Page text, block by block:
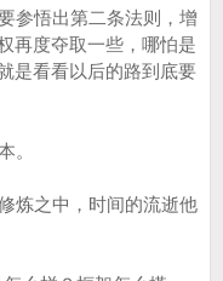
参悟出第二条法则，增
再度夺取一些，哪怕是
是看看以后的路到底要
。
炼之中，时间的流逝他